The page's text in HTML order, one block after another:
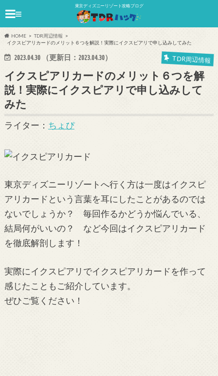
東京ディズニーリゾート攻略ブログ
≡
HOME
TDR周辺情報
イクスピアリカードのメリット６つを解説！実際にイクスピアリで申し込みしてみた
2023.04.30（更新日： 2023.04.30） TDR周辺情報
イクスピアリカードのメリット６つを解
説！実際にイクスピアリで申し込みして
みた
ライター： ちょぴ
東京ディズニーリゾートへ行く方は一度はイクスピ
アリカードという言葉を耳にしたことがあるのでは
ないでしょうか？ 毎回作るかどうか悩んでいる、
結局何がいいの？ など今回はイクスピアリカード
を徹底解剖します！
実際にイクスピアリでイクスピアリカードを作って
感じたこともご紹介しています。
ぜひご覧ください！